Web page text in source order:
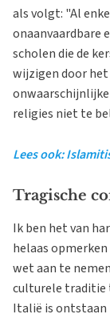
als volgt: "Al
onaanvaardbare
scholen die de
wijzigen door
religies niet te
Lees ook:
Tragische
Ik ben het van
helaas
wet aan te
culturele traditie
Italië is ontstaan